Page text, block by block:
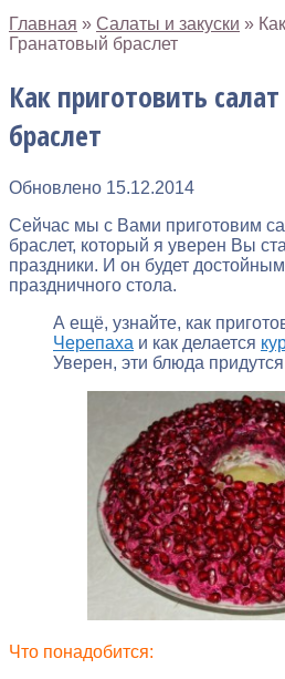
Главная » Салаты и закуски »
Гранатовый браслет
Как приготовить
браслет
Обновлено 15.12.2014
Сейчас мы с Вами приготовим
браслет, который я уверен Вы
праздники. И он будет
праздничного стола.
А ещё, узнайте, как
Черепаха и как делается
Уверен, эти блюда
Что понадобится: